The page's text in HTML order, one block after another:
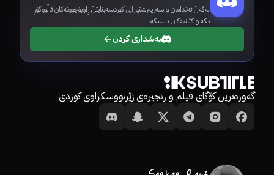
لەگەڵ ئەندامان و سەرپەرشتیارانی کوردسەبتایتڵ ڕاوبۆچوونەکان ئاڵووگۆڕ
بکە و کێشەکان باسبکە.
بەشداری کردن
گەورەترین کۆگای فیلم و زنجیرەی ژێرنووسکراوی کوردی